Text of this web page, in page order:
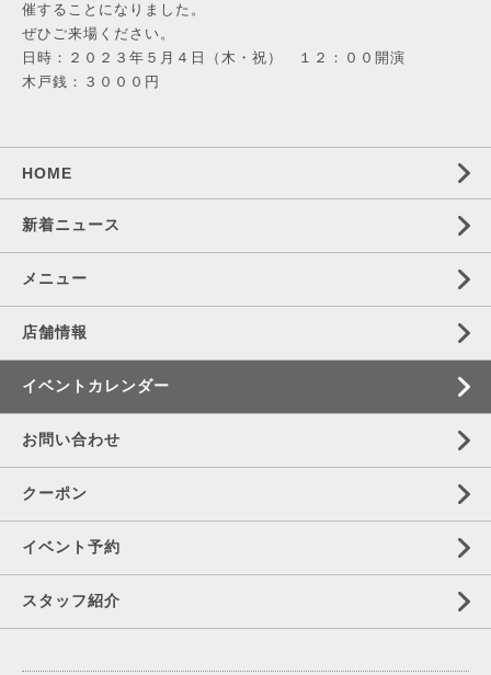
催することになりました。
ぜひご来場ください。
日時：２０２３年５月４日（木・祝） １２：００開演
木戸銭：３０００円
HOME
新着ニュース
メニュー
店舗情報
イベントカレンダー
お問い合わせ
クーポン
イベント予約
スタッフ紹介